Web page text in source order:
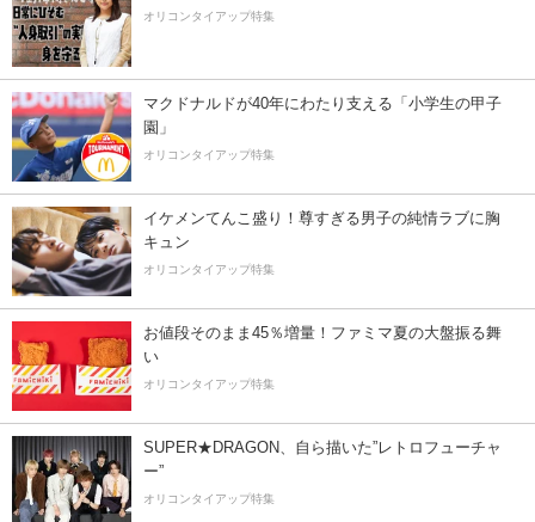
オリコンタイアップ特集
マクドナルドが40年にわたり支える「小学生の甲子
園」
オリコンタイアップ特集
イケメンてんこ盛り！尊すぎる男子の純情ラブに胸
キュン
オリコンタイアップ特集
お値段そのまま45％増量！ファミマ夏の大盤振る舞
い
オリコンタイアップ特集
SUPER★DRAGON、自ら描いた”レトロフューチャ
ー”
オリコンタイアップ特集